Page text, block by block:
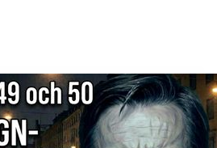
som finns på Acast och Spotify,
"Thomas Intervjuer". Dessa
också, samma premiärtid, på
"Thomas Gjutarenäfve".